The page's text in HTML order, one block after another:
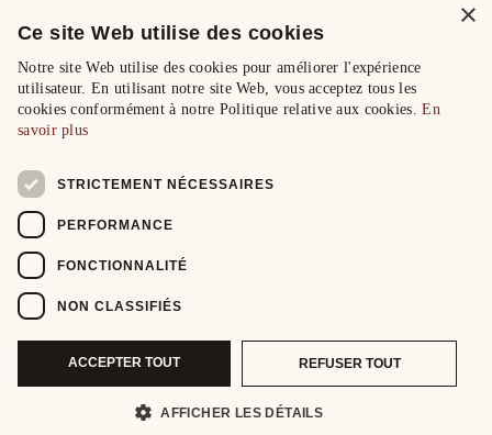
×
Ce site Web utilise des cookies
Notre site Web utilise des cookies pour améliorer l'expérience
utilisateur. En utilisant notre site Web, vous acceptez tous les
cookies conformément à notre Politique relative aux cookies.En
savoir plus
STRICTEMENT NÉCESSAIRES
PERFORMANCE
FONCTIONNALITÉ
NON CLASSIFIÉS
ACCEPTER TOUT REFUSER TOUT
AFFICHER LES DÉTAILS